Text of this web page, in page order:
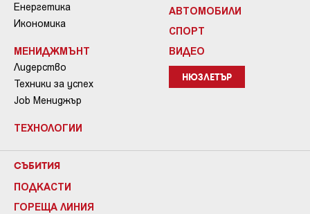
Енергетика
Икономика
МЕНИДЖМЪНТ
Лидерство
Техники за успех
Job Мениджър
ТЕХНОЛОГИИ
АВТОМОБИЛИ
СПОРТ
ВИДЕО
НЮЗЛЕТЪР
СЪБИТИЯ
ПОДКАСТИ
ГОРЕЩА ЛИНИЯ